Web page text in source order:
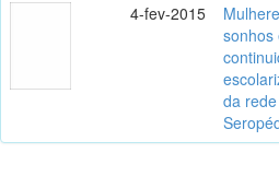
4-fev-2015
sonhos
da